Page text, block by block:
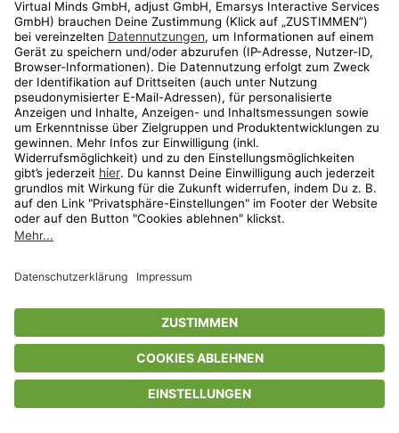
Privatsphäre-EinstellungenAGBDatenschutzCompliance
GeschenkgutscheinbedingungenImpressumHelp Center